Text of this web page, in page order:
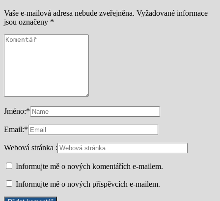
Vaše e-mailová adresa nebude zveřejněna. Vyžadované informace
jsou označeny *
Jméno:*
Email:*
Webová stránka :
Informujte mě o nových komentářích e-mailem.
Informujte mě o nových příspěvcích e-mailem.